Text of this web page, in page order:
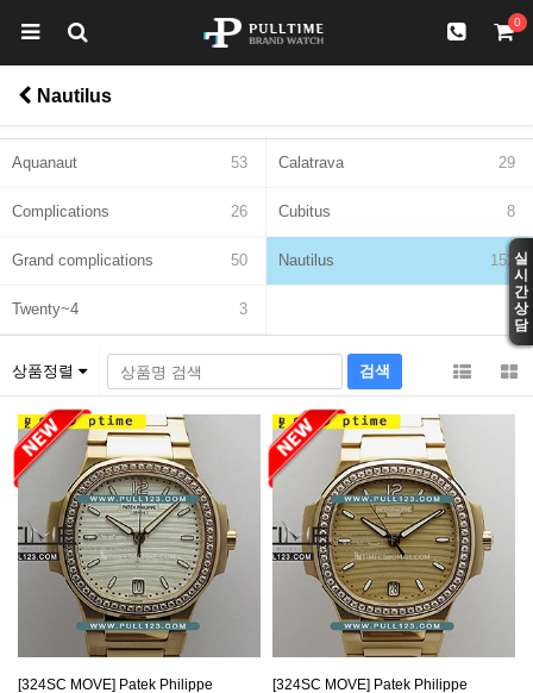
실
시
간
상
담
0
Nautilus
Aquanaut 53 Calatrava 29
Complications 26 Cubitus 8
Grand complications 50 Nautilus 152
Twenty~4 3
상품정렬
[324SC MOVE] Patek Philippe
[324SC MOVE] Patek Philippe